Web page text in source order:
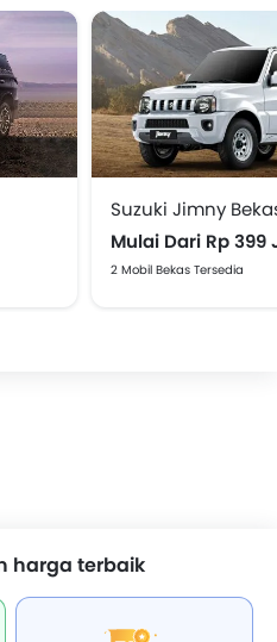
Suzuki Jimny
Mulai Dari Rp 399
2 Mobil Bekas Tersedia
harga terbaik